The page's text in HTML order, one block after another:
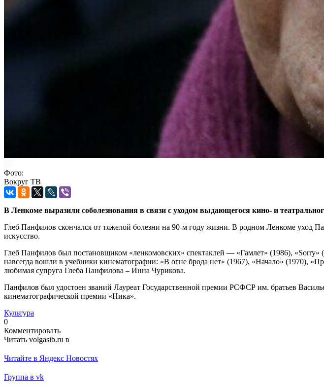
Фото:
Вокруг ТВ
В Ленкоме выразили соболезнования в связи с уходом выдающегося кино- и
Глеб Панфилов скончался от тяжелой болезни на 90-м году жизни. В родном Ленкоме уход
искусство.
Глеб Панфилов был постановщиком «ленкомовских» спектаклей — «Гамлет» (1986),
навсегда вошли в учебники кинематографии: «В огне брода нет» (1967), «Начало» (1970),
любимая супруга Глеба Панфилова – Инна Чурикова.
Панфилов был удостоен званий Лауреат Государственной премии РСФСР им. братьев
кинематографической премии «Ника».
Культура
0
Комментировать
Читать volgasib.ru в
Читайте в Яндекс Новостях
Группа в vk